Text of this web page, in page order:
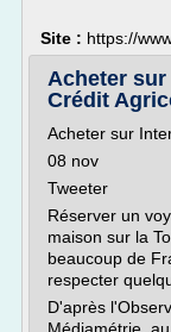
Site : https://
Acheter
Crédit
Acheter sur
08 nov
Tweeter
Réserver un
maison sur la
beaucoup de
respecter
D'après